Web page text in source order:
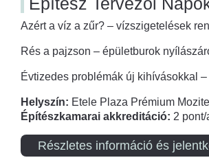
Azért a víz a zűr? – vízszigetelések
Rés a pajzson – épületburok
Évtizedes problémák új kihívásokkal
Helyszín: Etele Plaza Prémium
Építészkamarai akkreditáció: 2
Részletes információ és